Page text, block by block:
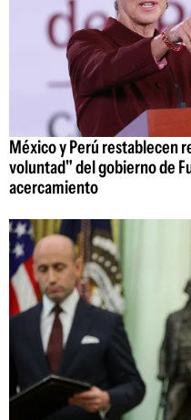
México y Perú restablecen
voluntad" del gobierno de
acercamiento